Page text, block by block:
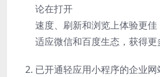
论在打开
速度、刷新和浏览上体验更
适应微信和百度生态，获得更
已开通轻应用小程序的企业